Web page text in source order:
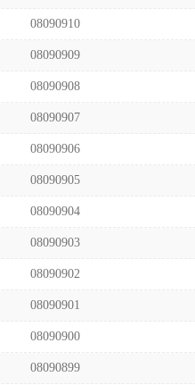
08090910
08090909
08090908
08090907
08090906
08090905
08090904
08090903
08090902
08090901
08090900
08090899